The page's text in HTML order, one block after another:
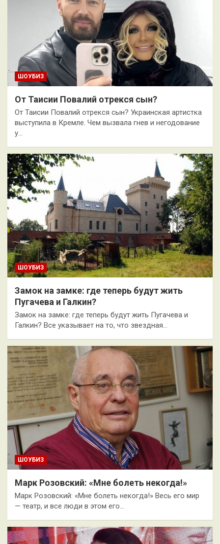
ШОУБИЗ
От Таисии Повалий отрекся сын?
От Таисии Повалий отрекся сын? Украинская артистка
выступила в Кремле. Чем вызвала гнев и негодование
у…
ШОУБИЗ
Замок на замке: где теперь будут жить
Пугачева и Галкин?
Замок на замке: где теперь будут жить Пугачева и
Галкин? Все указывает на то, что звездная…
ШОУБИЗ
Марк Розовский: «Мне болеть некогда!»
Марк Розовский: «Мне болеть некогда!» Весь его мир
— театр, и все люди в этом его…